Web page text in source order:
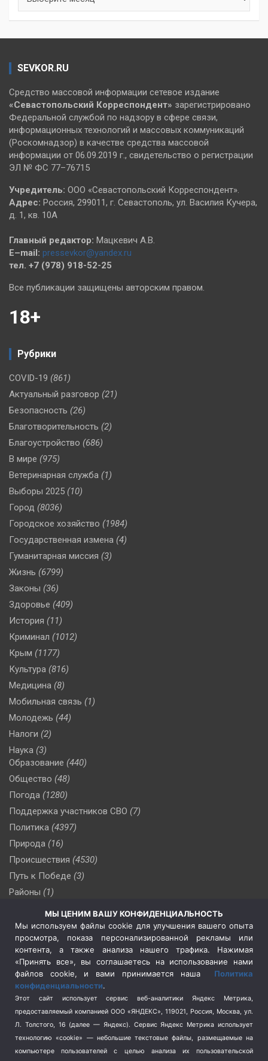
SEVKOR.RU
Средство массовой информации сетевое издание
«Севастопольский Корреспондент» зарегистрировано
Федеральной службой по надзору в сфере связи,
информационных технологий и массовых коммуникаций
(Роскомнадзор) в качестве средства массовой
информации от 06.09.2019 г., свидетельство о регистрации
ЭЛ № ФС 77–76715
Учредитель: ООО «Севастопольский Корреспондент».
Адрес: Россия, 299011, г. Севастополь, ул. Василия Кучера,
д. 1, кв. 10А
Главный редактор: Мацкевич А.В.
E–mail: pressevkor@yandex.ru
тел. +7 (978) 918-52-25
Все публикации защищены авторским правом.
18+
Рубрики
COVID-19 (861)
Актуальный разговор (21)
Безопасность (26)
Благотворительность (2)
Благоустройство (686)
В мире (975)
Ветеринарная служба (1)
Выборы 2025 (10)
Город (8036)
Городское хозяйство (1984)
Государственная измена (4)
Гуманитарная миссия (3)
Жизнь (6799)
Законы (36)
Здоровье (409)
История (11)
Криминал (1012)
Крым (1177)
Культура (816)
Медицина (8)
Мобильная связь (1)
Молодежь (44)
Налоги (2)
Наука (3)
Образование (440)
Общество (48)
Погода (1280)
Поддержка участников СВО (7)
Политика (4397)
Природа (16)
Происшествия (4530)
Путь к Победе (3)
Районы (1)
(510)
Сельское хозяйство (3)
Социальная политика
(3)
Спецоперация в Украине
Спецоперация на Украине
(404)
Спорт (740)
Терроризм (1)
Транспорт (262)
Туризм (178)
МЫ ЦЕНИМ ВАШУ КОНФИДЕНЦИАЛЬНОСТЬ
Мы используем файлы cookie для улучшения вашего опыта
просмотра, показа персонализированной рекламы или
контента, а также анализа нашего трафика. Нажимая
«Принять все», вы соглашаетесь на использование нами
файлов cookie, и вами принимается наша Политика
конфиденциальности.
Этот сайт использует сервис веб-аналитики Яндекс Метрика,
предоставляемый компанией ООО «ЯНДЕКС», 119021, Россия, Москва, ул.
Л. Толстого, 16 (далее — Яндекс). Сервис Яндекс Метрика использует
технологию «cookie» — небольшие текстовые файлы, размещаемые на
компьютере пользователей с целью анализа их пользовательской